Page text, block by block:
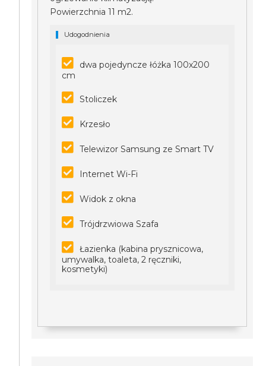
Powierzchnia 11 m2.
Udogodnienia
dwa pojedyncze łóżka 100x200
cm
Stoliczek
Krzesło
Telewizor Samsung ze Smart TV
Internet Wi-Fi
Widok z okna
Trójdrzwiowa Szafa
Łazienka (kabina prysznicowa,
umywalka, toaleta, 2 ręczniki,
kosmetyki)